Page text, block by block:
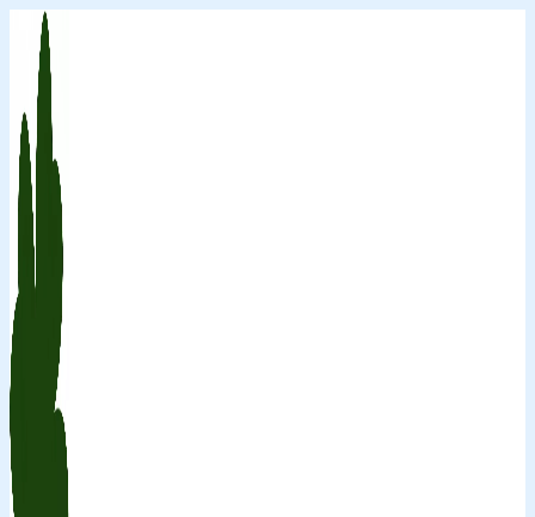
Перейти
содержимому